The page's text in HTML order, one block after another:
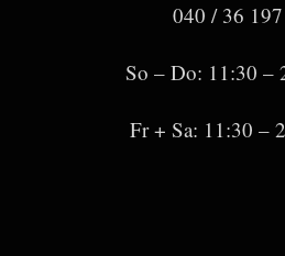
040 / 36
So – Do: 11:30 –
Fr + Sa: 11:30 –